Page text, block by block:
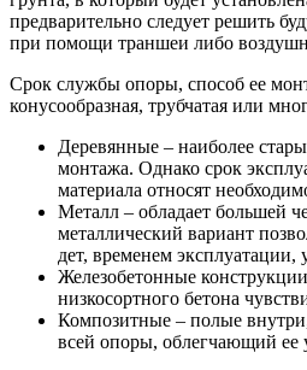
предварительно следует решить
при помощи траншеи либо
Срок службы опоры, способ ее
конусообразная, трубчатая или
Деревянные – наиболее
монтажа. Однако срок
материала относят
Металл – обладает большей
металлический вариант
дет, временем
Железобетонные
низкосортного бетона
Композитные – полые
всей опоры, облегчающий ее